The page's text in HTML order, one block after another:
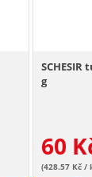
SCHESIR
g
60
(428.57 Kč /